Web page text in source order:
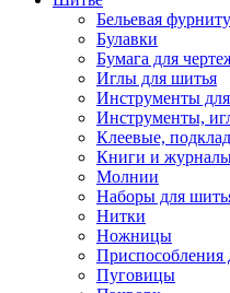
Бельевая
Булавки
Бумага для
Иглы для шитья
Инструменты
Инструменты,
Клеевые,
Книги и
Молнии
Наборы для
Нитки
Ножницы
Приспособления
Пуговицы